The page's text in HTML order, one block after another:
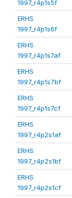
1997_r4p1s5f
ERHS
1997_r4p1s6f
ERHS
1997_r4p1s7af
ERHS
1997_r4p1s7bf
ERHS
1997_r4p1s7cf
ERHS
1997_r4p2s1af
ERHS
1997_r4p2s1bf
ERHS
1997_r4p2s1cf